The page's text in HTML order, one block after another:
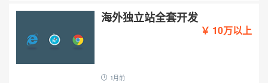
海外独立站全套开发
￥ 10万以上
1月前